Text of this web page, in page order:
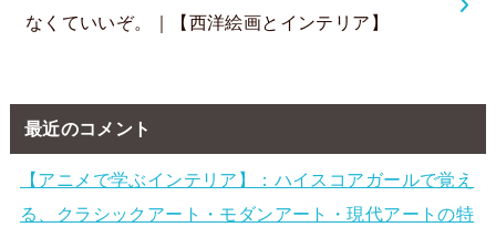
なくていいぞ。｜【西洋絵画とインテリア】
最近のコメント
【アニメで学ぶインテリア】：ハイスコアガールで覚え
る、クラシックアート・モダンアート・現代アートの特